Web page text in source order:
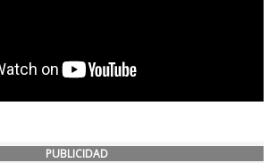
PUBLICIDAD